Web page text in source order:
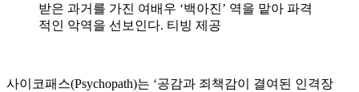
받은 과거를 가진 여배우 ‘백아진’ 역을 맡아 파격
적인 악역을 선보인다. 티빙 제공
사이코패스(Psychopath)는 ‘공감과 죄책감이 결여된 인격장